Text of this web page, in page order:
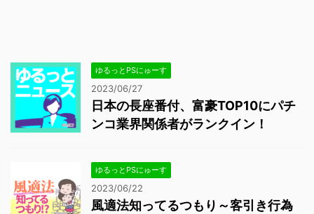
ゆるっとPSにゅーす
2023/06/27
日本の長座番付、富豪TOP10にパチ
ンコ業界関係者がランクイン！
ゆるっとPSにゅーす
2023/06/22
風適法知ってるつもり～客引き行為